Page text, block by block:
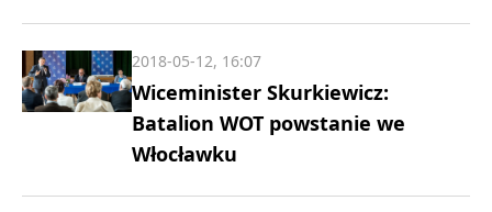
Wiceminister Skurkiewicz:
Batalion WOT powstanie we
Włocławku
2018-05-12, 16:07